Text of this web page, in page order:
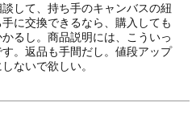
して、持ち手のキャンバスの紐
に交換できるなら、購入しても
るし。商品説明には、こういっ
。返品も手間だし。値段アップ
ないで欲しい。